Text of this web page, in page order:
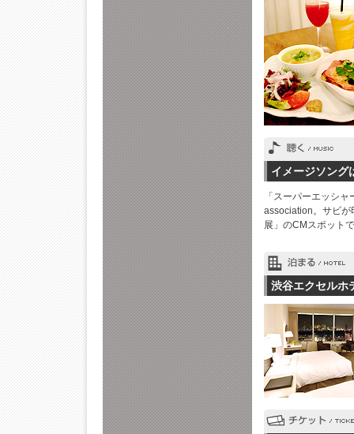
イメージソン
「スーパーエッシ
association。サビが
展」のCMスポット
渋谷エクセルホ